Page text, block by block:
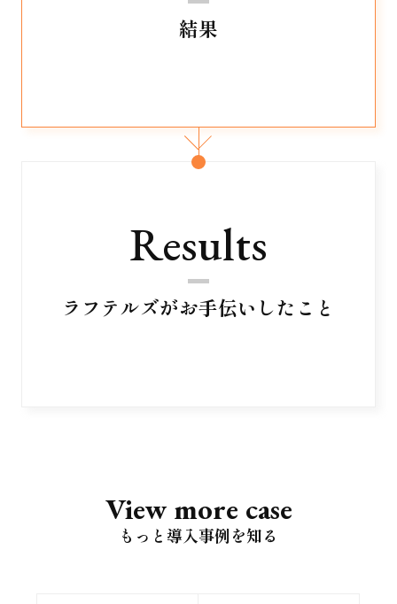
結果
Results
ラフテルズがお手伝いしたこと
View more case
もっと導入事例を知る